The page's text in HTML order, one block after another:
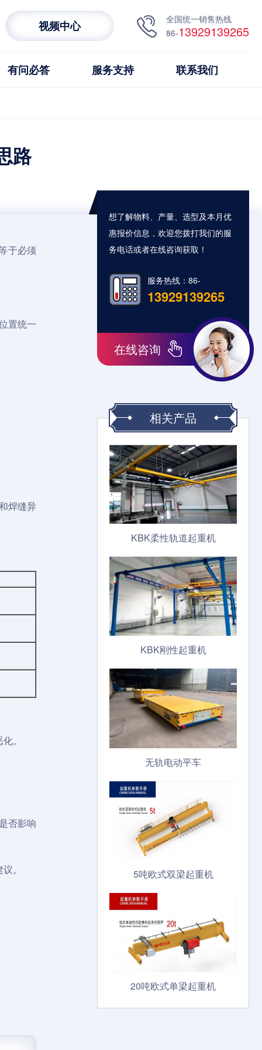
视频中心
全国统一销售热线
86-13929139265
有问必答 服务支持 联系我们
路
于必须
置统一
焊缝异
。
否影响
。
想了解物料、产量、选型及本月优
惠报价信息，欢迎您拨打我们的服
务电话或者在线咨询获取！
服务热线：86-
13929139265
在线咨询
相关产品
KBK柔性轨道起重机
KBK刚性起重机
无轨电动平车
5吨欧式双梁起重机
20吨欧式单梁起重机